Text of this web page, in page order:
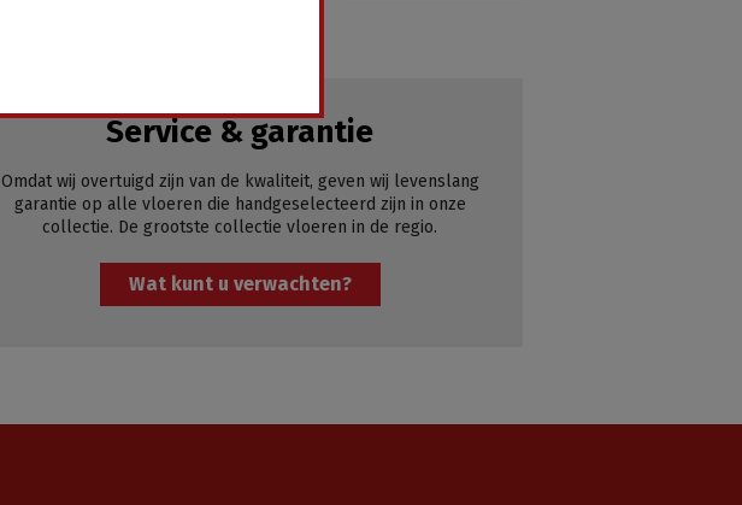
Service & garantie
Omdat wij overtuigd zijn van de kwaliteit, geven wij levenslang
garantie op alle vloeren die handgeselecteerd zijn in onze
collectie. De grootste collectie vloeren in de regio.
Wat kunt u verwachten?